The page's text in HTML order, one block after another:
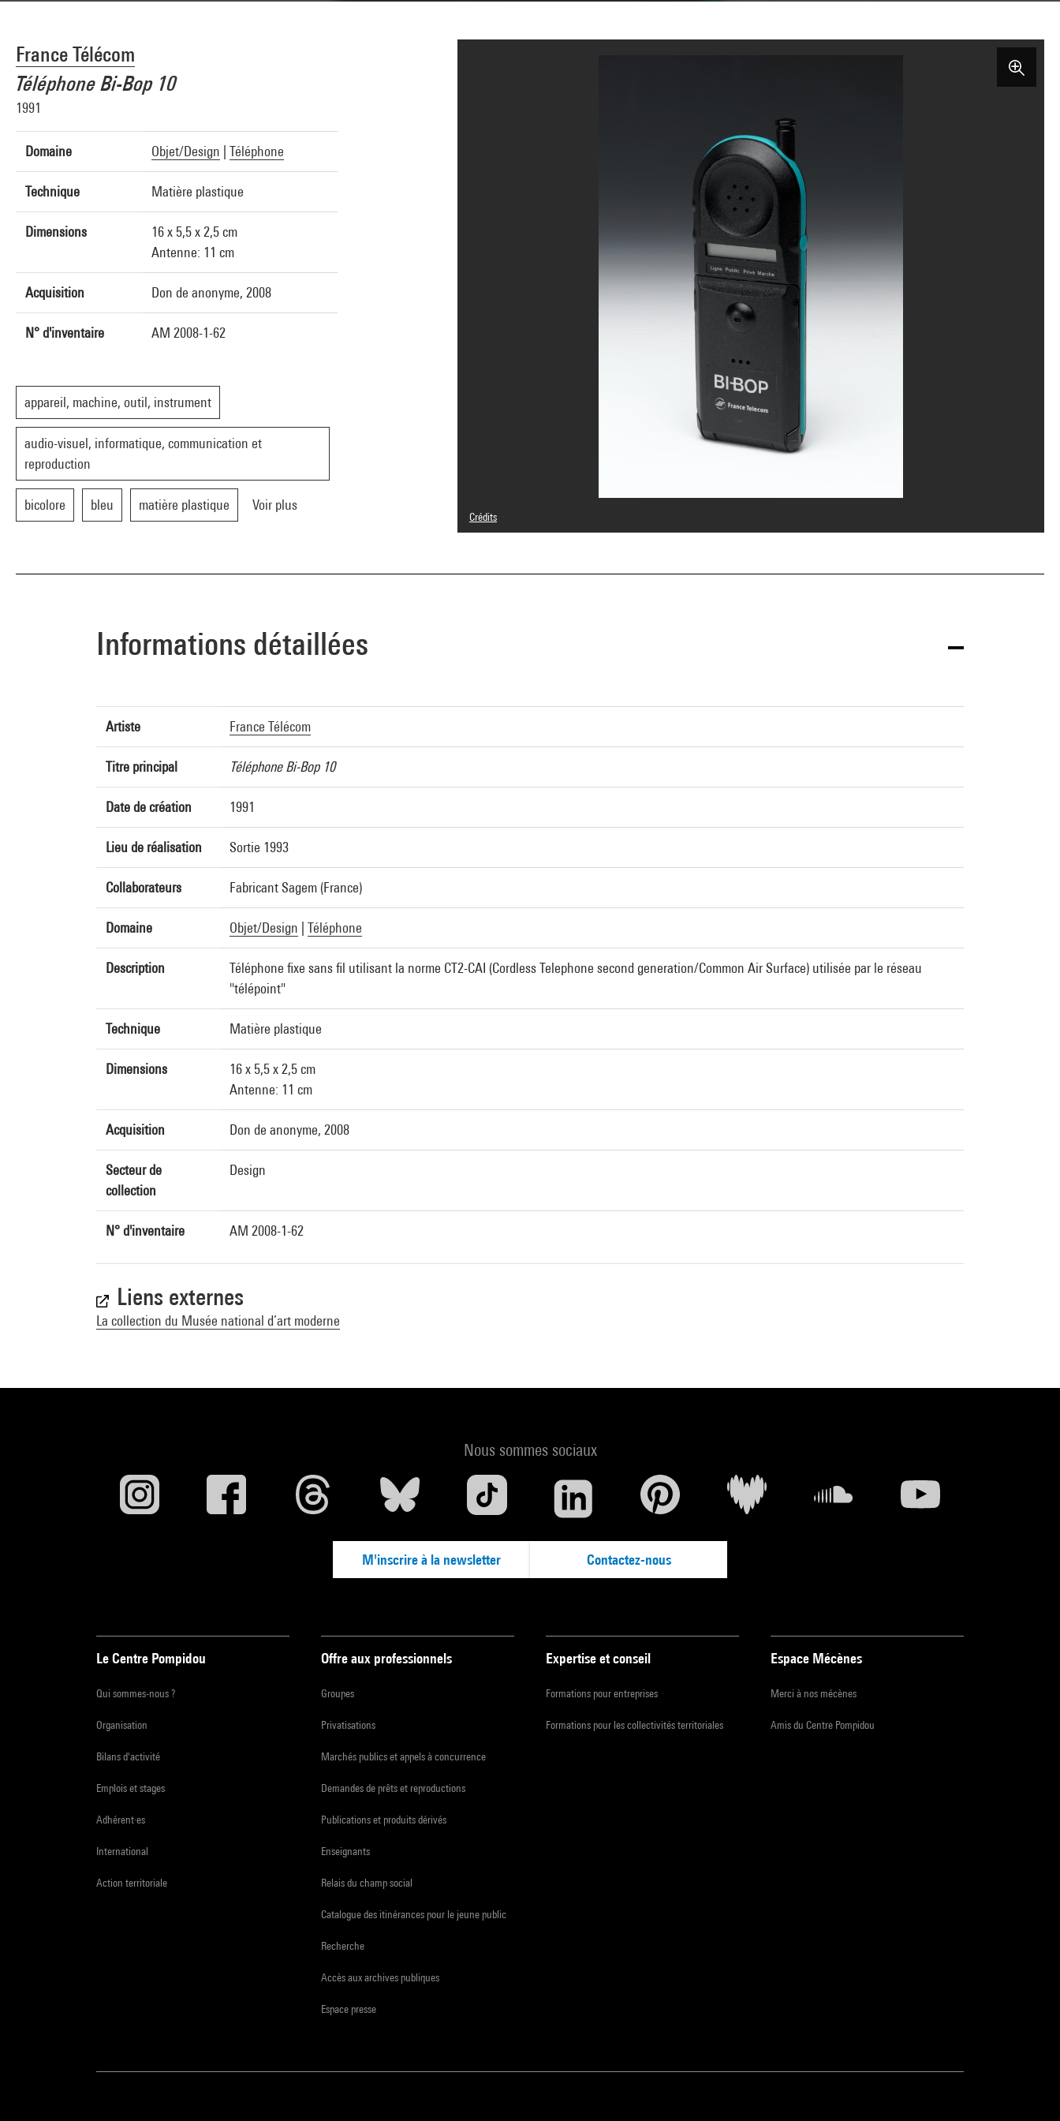
France Télécom
Téléphone Bi-Bop 10
1991
Domaine Objet/Design Téléphone
Technique Matière plastique
Dimensions
16 x 5,5 x 2,5 cm
Antenne: 11 cm
Acquisition Don de anonyme, 2008
N° d'inventaire AM 2008-1-62
appareil, machine, outil, instrument
audio-visuel, informatique, communication et
reproduction
bicolore bleu matière plastique Voir plus
Crédits
© droits réservés
Informations détaillées
Artiste France Télécom
Titre principal Téléphone Bi-Bop 10
Date de création 1991
Lieu de réalisation Sortie 1993
Collaborateurs Fabricant Sagem (France)
Domaine Objet/Design Téléphone
Description
Téléphone fixe sans fil utilisant la norme CT2-CAI (Cordless Telephone second generation/Common Air Surface) utilisée par le réseau
"télépoint"
Technique Matière plastique
Dimensions
16 x 5,5 x 2,5 cm
Antenne: 11 cm
Acquisition Don de anonyme, 2008
Secteur de
collection
Design
N° d'inventaire AM 2008-1-62
Liens externes
La collection du Musée national d’art moderne
Nous sommes sociaux
M'inscrire à la newsletter Contactez-nous
Le Centre Pompidou
Qui sommes-nous ?
Organisation
Bilans d'activité
Emplois et stages
Adhérent·es
International
Action territoriale
Offre aux professionnels
Groupes
Privatisations
Marchés publics et appels à concurrence
Demandes de prêts et reproductions
Publications et produits dérivés
Enseignants
Relais du champ social
Catalogue des itinérances pour le jeune public
Recherche
Accès aux archives publiques
Espace presse
Expertise et conseil
Formations pour entreprises
Formations pour les collectivités territoriales
Espace Mécènes
Merci à nos mécènes
Amis du Centre Pompidou